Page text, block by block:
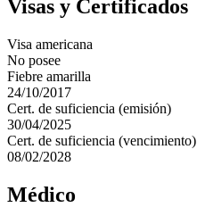
Visas y Certificados
Visa americana
No posee
Fiebre amarilla
24/10/2017
Cert. de suficiencia (emisión)
30/04/2025
Cert. de suficiencia (vencimiento)
08/02/2028
Médico